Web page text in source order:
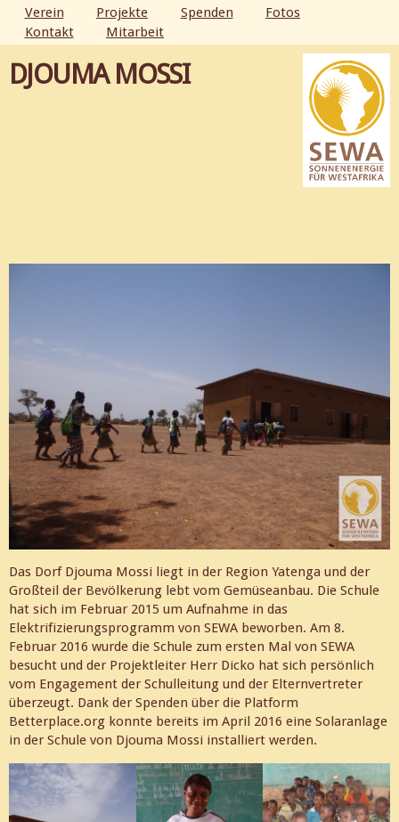
Direkt
zum
Inhalt
HAUPTMENÜ
Verein Projekte Spenden
Fotos
Kontakt
Mitarbeit
DJOUMA MOSSI
Das Dorf Djouma Mossi liegt in der Region Yatenga und der
Großteil der Bevölkerung lebt vom Gemüseanbau. Die Schule
hat sich im Februar 2015 um Aufnahme in das
Elektrifizierungsprogramm von SEWA beworben. Am 8.
Februar 2016 wurde die Schule zum ersten Mal von SEWA
besucht und der Projektleiter Herr Dicko hat sich persönlich
vom Engagement der Schulleitung und der Elternvertreter
überzeugt. Dank der Spenden über die Platform
Betterplace.org konnte bereits im April 2016 eine Solaranlage
in der Schule von Djouma Mossi installiert werden.